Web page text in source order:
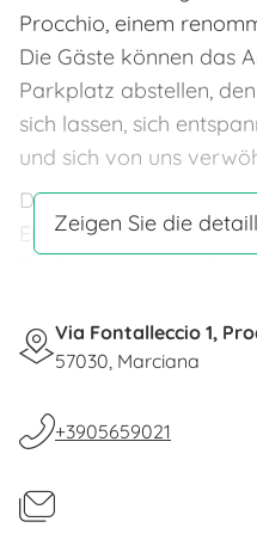
Procchio, einem
Die Gäste können das
Parkplatz abstellen,
sich lassen, sich
und sich von uns
Das Hotel hat apart
Einzelzimmer,
Unsere Gäste haben
Übernachtung und
Die neu renovierten
Dusche/WC, Telefon,
Zeigen Sie die
Via Fontalleccio 1,
57030, Marciana
+3905659021